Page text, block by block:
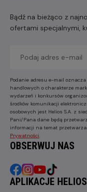
Bądź na bieżąco z
ofertami specjalnymi,
Podanie adresu e-mail
handlowych o charakterze
wydarzeń i konkursów
środków komunikacji
osobowych jest Helios S.A. z
Pani/Pana dane będą
informacji na temat
Prywatności
OBSERWUJ NAS
APLIKACJE HELIOS